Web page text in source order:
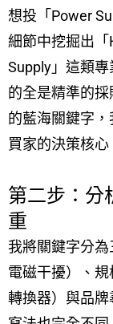
想投「Power
細節中挖掘出「
Supply」這類
的全是精準的
的藍海關鍵字
買家的決策核心
第二步：分
重
我將關鍵字分
電磁干擾）、
轉換器）與品